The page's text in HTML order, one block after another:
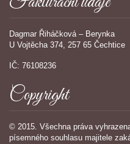
Dagmar Řiháčková – Berynka
U Vojtěcha 374, 257 65 Čechtice
IČ: 76108236
Copyright
© 2015. Všechna práva
písemného souhlasu majitele